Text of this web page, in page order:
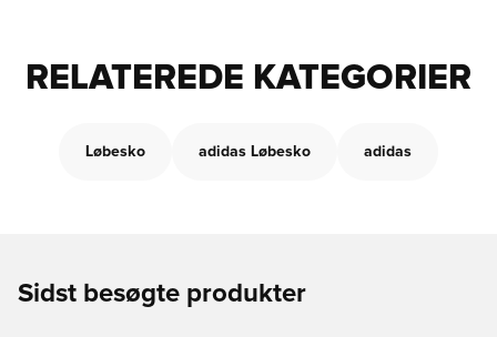
RELATEREDE KATEGORIER
Løbesko adidas Løbesko adidas
Sidst besøgte produkter